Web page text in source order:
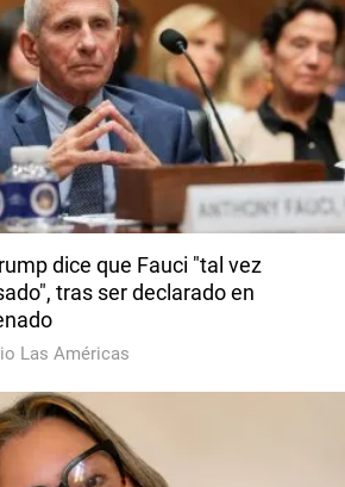
dice que Fauci "tal vez
tras ser declarado en
Las Américas